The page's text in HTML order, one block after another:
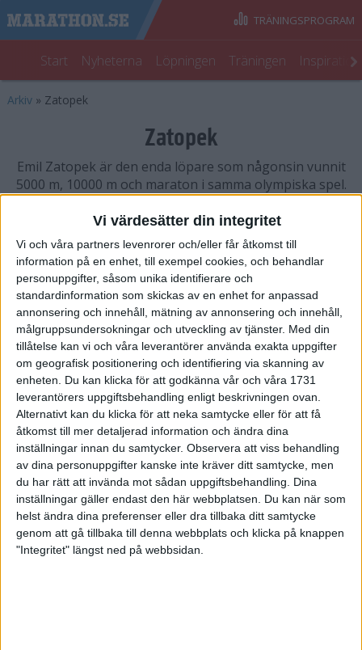
Vi värdesätter din integritet
Vi och våra partners levenrorer och/eller får åtkomst till
information på en enhet, till exempel cookies, och behandlar
personuppgifter, såsom unika identifierare och
standardinformation som skickas av en enhet for anpassad
annonsering och innehåll, mätning av annonsering och innehåll,
målgruppsundersokningar och utveckling av tjänster. Med din
tillåtelse kan vi och våra leverantörer använda exakta uppgifter
om geografisk positionering och identifiering via skanning av
enheten. Du kan klicka för att godkänna vår och våra 1731
leverantörers uppgiftsbehandling enligt beskrivningen ovan.
Alternativt kan du klicka för att neka samtycke eller för att få
åtkomst till mer detaljerad information och ändra dina
inställningar innan du samtycker. Observera att viss behandling
av dina personuppgifter kanske inte kräver ditt samtycke, men
du har rätt att invända mot sådan uppgiftsbehandling. Dina
inställningar gäller endast den här webbplatsen. Du kan när som
helst ändra dina preferenser eller dra tillbaka ditt samtycke
genom att gå tillbaka till denna webbplats och klicka på knappen
"Integritet" längst ned på webbsidan.
Start Nyheterna Löpningen Träningen
TRÄNINGSPROGRAM
Arkiv » Zatopek
Zatopek
Emil Zatopek är den enda löpare som någonsin vunnit
5000 m, 10000 m och maraton i samma olympiska spel.
Världsrekord och medaljer
5 apr 2007• Zatopek
SENASTE ARKIV
Lidingöloppet – en lång historia
24 sep 2014
Carina och Kristina på väg in i Ukraina
2 maj 2013
På villovägar i Rumänien
26 apr 2013